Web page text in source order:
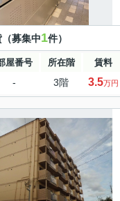
募集中1件）
屋番号 所在階 賃料
- 3階 3.5万円